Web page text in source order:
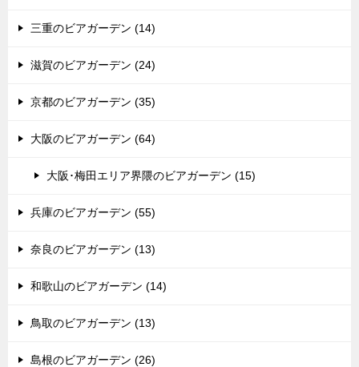
三重のビアガーデン (14)
滋賀のビアガーデン (24)
京都のビアガーデン (35)
大阪のビアガーデン (64)
大阪･梅田エリア界隈のビアガーデン (15)
兵庫のビアガーデン (55)
奈良のビアガーデン (13)
和歌山のビアガーデン (14)
鳥取のビアガーデン (13)
島根のビアガーデン (26)